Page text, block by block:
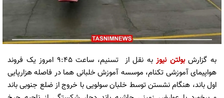
به گزارشبولتن نیوز
به نقل از تسنیم، ساعت ۹:۴۵ امروز یک فروند
هواپیمای آموزشی تکنام، موسسه آموزش خلبانی هما در فاصله هزارپایی
اول باند، هنگام نشستن توسط خلبان سولویی با خروج از ضلع جنوبی باند